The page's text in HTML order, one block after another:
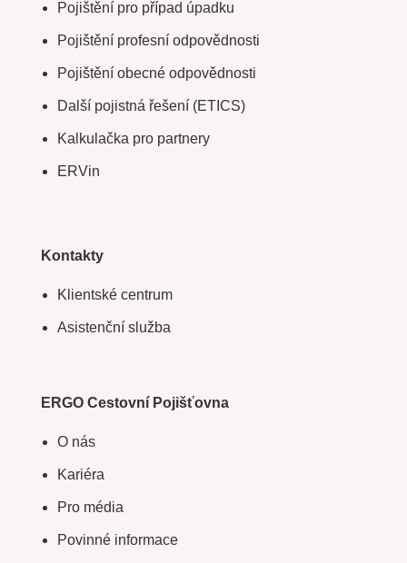
Pojištění pro případ úpadku
Pojištění profesní odpovědnosti
Pojištění obecné odpovědnosti
Další pojistná řešení (ETICS)
Kalkulačka pro partnery
ERVin
Kontakty
Klientské centrum
Asistenční služba
ERGO Cestovní Pojišťovna
O nás
Kariéra
Pro média
Povinné informace